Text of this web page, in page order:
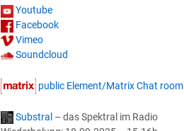
Youtube
Facebook
Vimeo
Soundcloud
public Element/Matrix Chat room
Substral – das Spektral im Radio